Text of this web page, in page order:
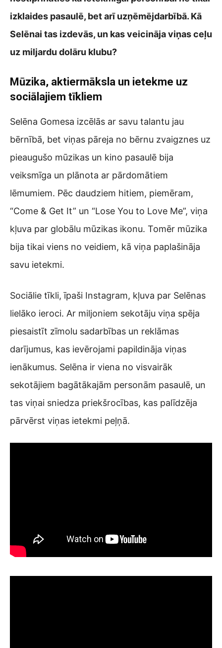
izklaides pasaulē, bet arī uzņēmējdarbībā. Kā
Selēnai tas izdevās, un kas veicināja viņas ceļu
uz miljardu dolāru klubu?
Mūzika, aktiermāksla un ietekme uz
sociālajiem tīkliem
Selēna Gomesa izcēlās ar savu talantu jau
bērnībā, bet viņas pāreja no bērnu zvaigznes uz
pieaugušo mūzikas un kino pasaulē bija
veiksmīga un plānota ar pārdomātiem
lēmumiem. Pēc daudziem hitiem, piemēram,
“Come & Get It” un “Lose You to Love Me”, viņa
kļuva par globālu mūzikas ikonu. Tomēr mūzika
bija tikai viens no veidiem, kā viņa paplašināja
savu ietekmi.
Sociālie tīkli, īpaši Instagram, kļuva par Selēnas
lielāko ieroci. Ar miljoniem sekotāju viņa spēja
piesaistīt zīmolu sadarbības un reklāmas
darījumus, kas ievērojami papildināja viņas
ienākumus. Selēna ir viena no visvairāk
sekotājiem bagātākajām personām pasaulē, un
tas viņai sniedza priekšrocības, kas palīdzēja
pārvērst viņas ietekmi peļņā.